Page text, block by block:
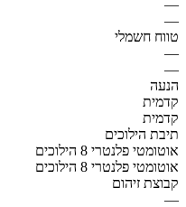
—
—
טווח חשמלי
—
—
הנעה
קדמית
קדמית
תיבת הילוכים
אוטומטי פלנטרי 8 הילוכים
אוטומטי פלנטרי 8 הילוכים
קבוצת זיהום
—